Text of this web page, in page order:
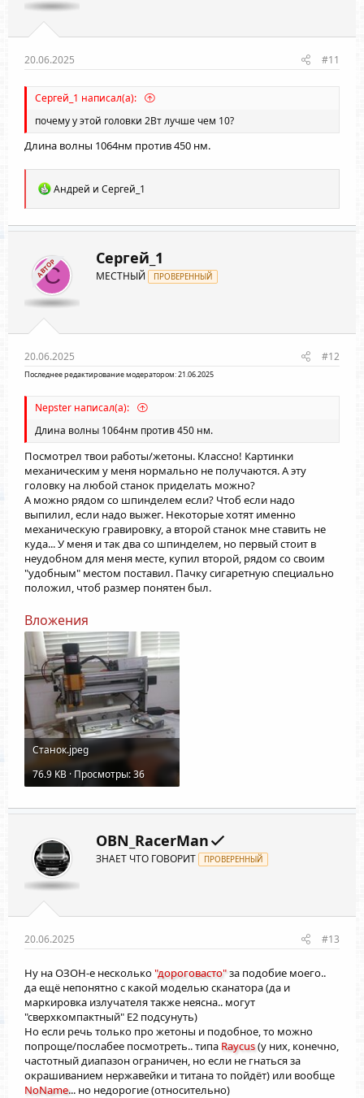
20.06.2025 #11
Сергей_1 написал(а):
почему у этой головки 2Вт лучше чем 10?
Длина волны 1064нм против 450 нм.
Р
а
к
и
и
:
Андрей и Сергей_1
АВТОР
С
Сергей_1
МЕСТНЫЙ ПРОВЕРЕННЫЙ
20.06.2025 #12
Последнее редактирование модератором:21.06.2025
Nepster написал(а):
Длина волны 1064нм против 450 нм.
Посмотрел твои работы/жетоны. Классно! Картинки
механическим у меня нормально не получаются. А эту
головку на любой станок приделать можно?
А можно рядом со шпинделем если? Чтоб если надо
выпилил, если надо выжег. Некоторые хотят именно
механическую гравировку, а второй станок мне ставить не
куда... У меня и так два со шпинделем, но первый стоит в
неудобном для меня месте, купил второй, рядом со своим
"удобным" местом поставил. Пачку сигаретную специально
положил, чтоб размер понятен был.
Вложения
Станок.jpeg
76.9 KB · Просмотры: 36
OBN_RacerMan
ЗНАЕТ ЧТО ГОВОРИТ ПРОВЕРЕННЫЙ
20.06.2025 #13
Ну на ОЗОН-е несколько"дороговасто"за подобие моего..
да ещё непонятно с какой моделью сканатора (да и
маркировка излучателя также неясна.. могут
"сверхкомпактный" E2 подсунуть)
Но если речь только про жетоны и подобное, то можно
попроще/послабее посмотреть.. типа Raycus(у них, конечно,
частотный диапазон ограничен, но если не гнаться за
окрашиванием нержавейки и титана то пойдёт) или вообще
NoName... но недорогие (относительно)